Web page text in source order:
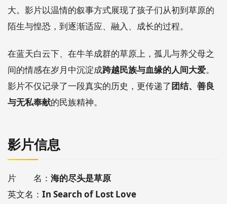
大。影片以温情的叙事方式展现了孩子们从初到草原的
陌生与惶恐，到逐渐适应、融入、成长的过程。
在蓝天白云下、在牛羊成群的草原上，孤儿与养父母之
间的情感在岁月中沉淀成跨越民族与血缘的人间大爱。
影片不仅记录了一段真实的历史，更传递了团结、善良
与无私奉献的民族精神。
影片信息
片 名： 海的尽头是草原
英文名： In Search of Lost Love